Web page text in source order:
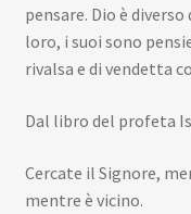
pensare. Dio è
loro, i suoi sono
rivalsa e di vendetta
Dal libro del profeta
Cercate il Signore,
mentre è vicino.